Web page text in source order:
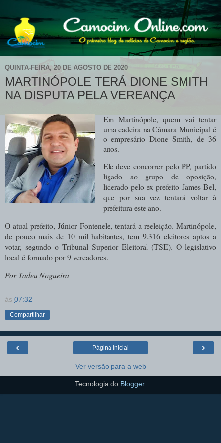
QUINTA-FEIRA, 20 DE AGOSTO DE 2020
MARTINÓPOLE TERÁ DIONE SMITH
NA DISPUTA PELA VEREANÇA
Em Martinópole, quem vai tentar
uma cadeira na Câmara Municipal é
o empresário Dione Smith, de 36
anos.
Ele deve concorrer pelo PP, partido
ligado ao grupo de oposição,
liderado pelo ex-prefeito James Bel,
que por sua vez tentará voltar à
prefeitura este ano.
O atual prefeito, Júnior Fontenele, tentará a reeleição. Martinópole,
de pouco mais de 10 mil habitantes, tem 9.316 eleitores aptos a
votar, segundo o Tribunal Superior Eleitoral (TSE). O legislativo
local é formado por 9 vereadores.
Por Tadeu Nogueira
às 07:32
Compartilhar
‹ ›
Página inicial
Ver versão para a web
Tecnologia do Blogger.